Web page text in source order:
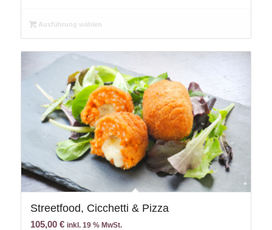
Ausführung wählen
Streetfood, Cicchetti & Pizza
105,00 € inkl. 19 % MwSt.